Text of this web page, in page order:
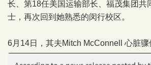
长、第18任美国运输部长、福茂集团共
士，再次回到她熟悉的闵行校区。
6月14日，其夫Mitch McConnell 心脏骤